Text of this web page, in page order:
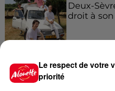
Deux-
droit à
Un
Le respect de votre
priorité